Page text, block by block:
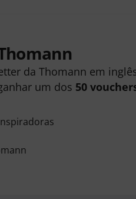
da Thomann em
um dos 50